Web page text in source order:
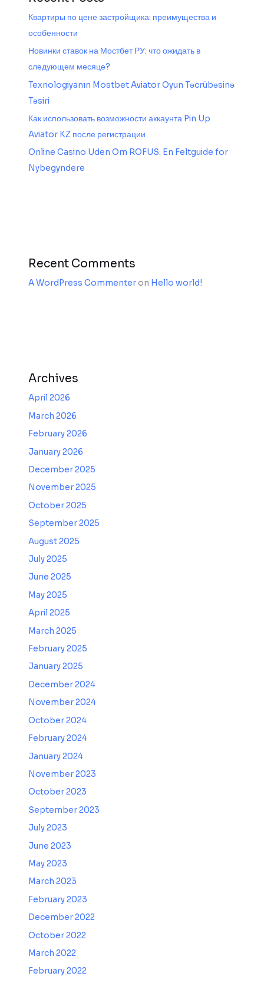
Квартиры по цене застройщика: преимущества и
особенности
Новинки ставок на Мостбет РУ: что ожидать в
следующем месяце?
Texnologiyanın Mostbet Aviator Oyun Təcrübəsinə
Təsiri
Как использовать возможности аккаунта Pin Up
Aviator KZ после регистрации
Online Casino Uden Om ROFUS: En Feltguide for
Nybegyndere
Recent Comments
A WordPress Commenteron Hello world!
Archives
April 2026
March 2026
February 2026
January 2026
December 2025
November 2025
October 2025
September 2025
August 2025
July 2025
June 2025
May 2025
April 2025
March 2025
February 2025
January 2025
December 2024
November 2024
October 2024
February 2024
January 2024
November 2023
October 2023
September 2023
July 2023
June 2023
May 2023
March 2023
February 2023
December 2022
October 2022
March 2022
February 2022